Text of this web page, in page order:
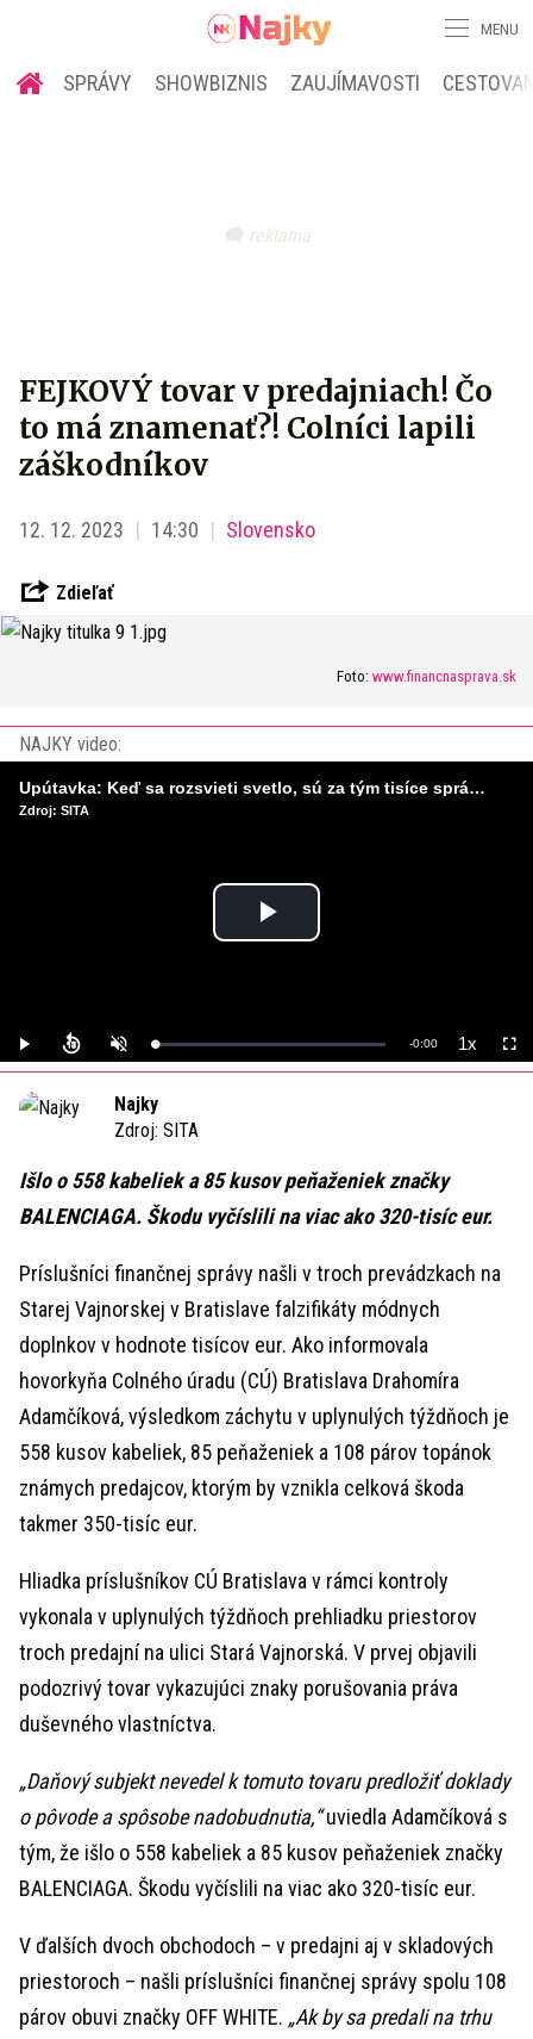
MENU
SPRÁVY SHOWBIZNIS ZAUJÍMAVOSTI
FEJKOVÝ tovar v predajniach! Čo
to má znamenať?! Colníci lapili
záškodníkov
12. 12. 2023 14:30 Slovensko
Zdieľať
Foto: www.financnasprava.sk
NAJKY video:
Play
Play UnmuteLoaded:
0%
Remaining
-0:00 1xPlayback
Rate
Upútavka: Keď sa rozsvieti svetlo, sú za tým tisíce správnych rozhodnutí. Ako vzniká infraštruktúra, ktorú nevnímame?
Zdroj: SITA
Najky
Zdroj: SITA
Išlo o 558 kabeliek a 85 kusov peňaženiek značky
BALENCIAGA. Škodu vyčíslili na viac ako 320-tisíc eur.
Príslušníci finančnej správy našli v troch prevádzkach na
Starej Vajnorskej v Bratislave falzifikáty módnych
doplnkov v hodnote tisícov eur. Ako informovala
hovorkyňa Colného úradu (CÚ) Bratislava Drahomíra
Adamčíková, výsledkom záchytu v uplynulých týždňoch je
558 kusov kabeliek, 85 peňaženiek a 108 párov topánok
známych predajcov, ktorým by vznikla celková škoda
takmer 350-tisíc eur.
Hliadka príslušníkov CÚ Bratislava v rámci kontroly
vykonala v uplynulých týždňoch prehliadku priestorov
troch predajní na ulici Stará Vajnorská. V prvej objavili
podozrivý tovar vykazujúci znaky porušovania práva
duševného vlastníctva.
„Daňový subjekt nevedel k tomuto tovaru predložiť doklady
o pôvode a spôsobe nadobudnutia,“uviedla Adamčíková s
tým, že išlo o 558 kabeliek a 85 kusov peňaženiek značky
BALENCIAGA. Škodu vyčíslili na viac ako 320-tisíc eur.
V ďalších dvoch obchodoch – v predajni aj v skladových
priestoroch – našli príslušníci finančnej správy spolu 108
párov obuvi značky OFF WHITE. „Ak by sa predali na trhu